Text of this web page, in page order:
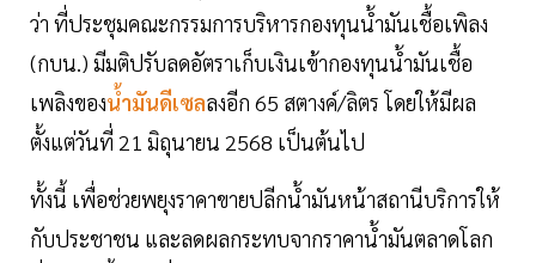
ว่า ที่ประชุมคณะกรรมการบริหารกองทุนน้ำมันเชื้อเพิลง
(กบน.) มีมติปรับลดอัตราเก็บเงินเข้ากองทุนน้ำมันเชื้อ
เพลิงของน้ำมันดีเซลลงอีก 65 สตางค์/ลิตร โดยให้มีผล
ตั้งแต่วันที่ 21 มิถุนายน 2568 เป็นต้นไป
ทั้งนี้ เพื่อช่วยพยุงราคาขายปลีกน้ำมันหน้าสถานีบริการให้
กับประชาชน และลดผลกระทบจากราคาน้ำมันตลาดโลก